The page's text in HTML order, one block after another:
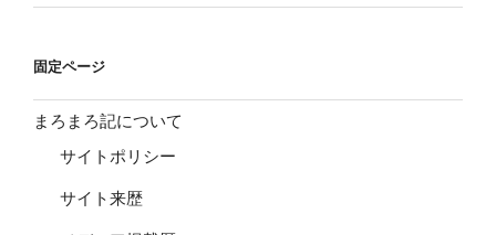
固定ページ
まろまろ記について
サイトポリシー
サイト来歴